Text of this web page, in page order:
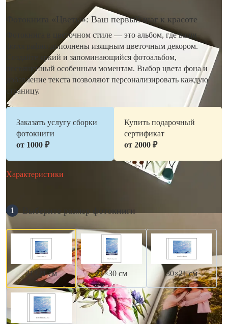
Фотокнига «Цветы»: Ваш первый шаг к красоте
Фотокнига в цветочном стиле — это альбом, где ваши
фотографии дополнены изящным цветочным декором.
Создайте яркий и запоминающийся фотоальбом,
посвященный особенным моментам. Выбор цвета фона и
добавление текста позволяют персонализировать каждую
страницу.
Заказать услугу сборки
фотокниги
от 1000 ₽
Купить подарочный
сертификат
от 2000 ₽
Характеристики
1 Выберите размер фотокниги
21×21 см 21×30 см 30×21 см